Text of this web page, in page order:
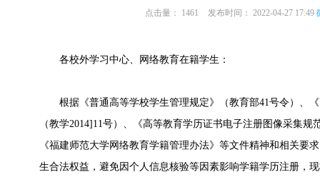
点击量： 1461 发布时间： 2022-04-27 17:49
各校外学习中心、网络教育在籍学生：
根据《普通高等学校学生管理规定》（教育部41号令）、《
（教学2014]11号）、《高等教育学历证书电子注册图像采集
《福建师范大学网络教育学籍管理办法》等文件精神和相关要
生合法权益，避免因个人信息核验等因素影响学籍学历注册，